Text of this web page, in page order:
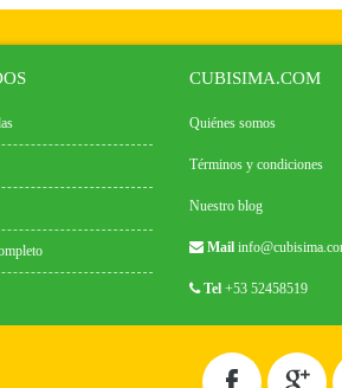
CUBISIMA.COM
Quiénes somos
Términos y condiciones
Nuestro blog
Mail
Tel+53 52458519